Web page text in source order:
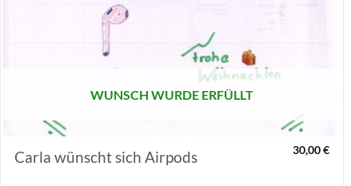
WUNSCH WURDE ERFÜLLT
Carla wünscht sich Airpods 30,00€